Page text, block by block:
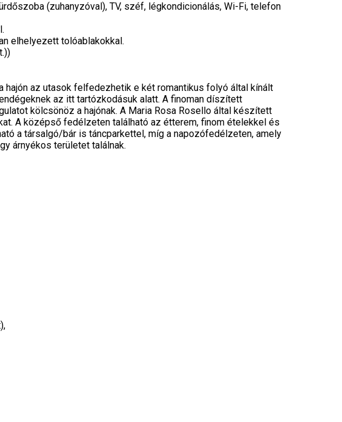
(zuhanyzóval), TV, széf, légkondicionálás, Wi-Fi, telefon
elhelyezett tolóablakokkal.
hajón az utasok felfedezhetik e két romantikus folyó által kínált
az itt tartózkodásuk alatt. A finoman díszített
kölcsönöz a hajónak. A Maria Rosa Rosello által készített
A középső fedélzeten található az étterem, finom ételekkel és
a társalgó/bár is táncparkettel, míg a napozófedélzeten, amely
árnyékos területet találnak.